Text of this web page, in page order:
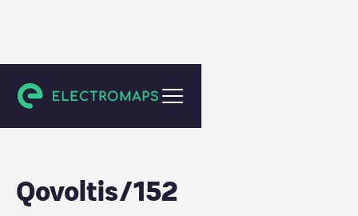
Schiltigheim
Qovoltis/152